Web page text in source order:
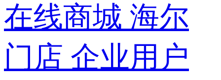
在线商城 海尔
门店 企业用户